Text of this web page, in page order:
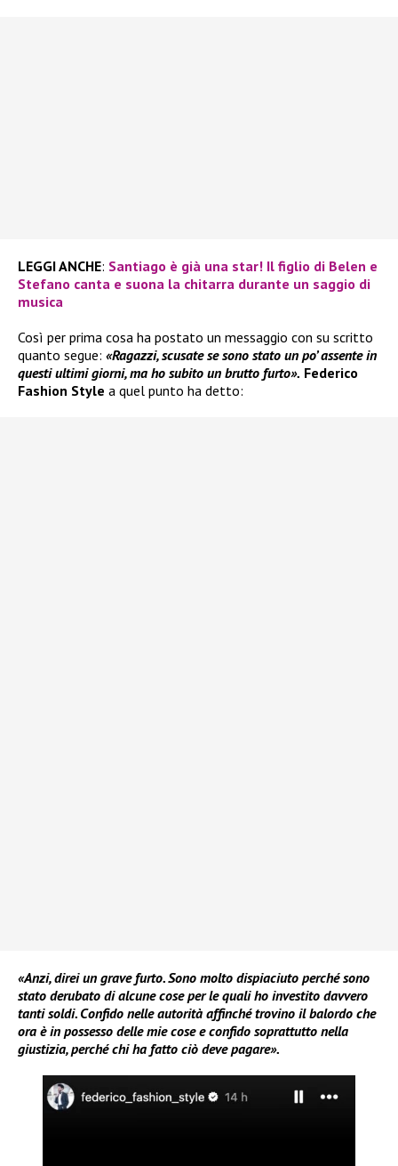
LEGGI ANCHE: Santiago è già una star! Il figlio di Belen e
Stefano canta e suona la chitarra durante un saggio di
musica
Così per prima cosa ha postato un messaggio con su scritto
quanto segue: «Ragazzi, scusate se sono stato un po’ assente in
questi ultimi giorni, ma ho subito un brutto furto». Federico
Fashion Style a quel punto ha detto:
«Anzi, direi un grave furto. Sono molto dispiaciuto perché sono
stato derubato di alcune cose per le quali ho investito davvero
tanti soldi. Confido nelle autorità affinché trovino il balordo che
ora è in possesso delle mie cose e confido soprattutto nella
giustizia, perché chi ha fatto ciò deve pagare».